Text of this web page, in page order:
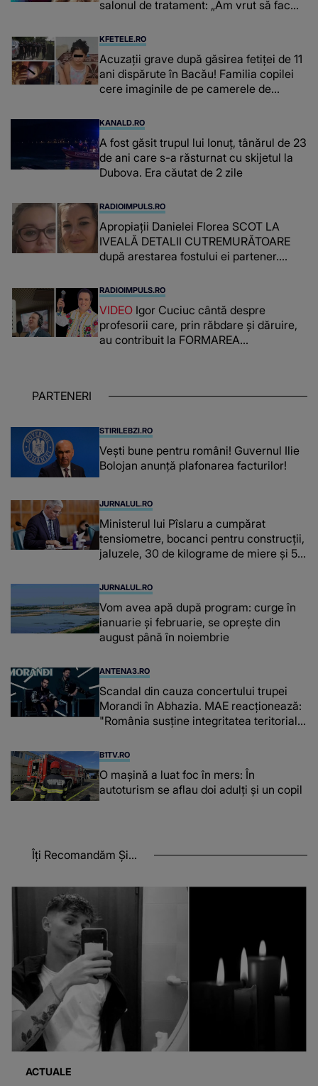
salonul de tratament: „Am vrut să fac
înțepe sânul”
KFETELE.RO
Acuzații grave după găsirea fetiței de 11
ani dispărute în Bacău! Familia copilei
cere imaginile de pe camerele de
mea...”
KANALD.RO
A fost găsit trupul lui Ionuț, tânărul de 23
de ani care s-a răsturnat cu skijetul la
Dubova. Era căutat de 2 zile
RADIOIMPULS.RO
Apropiații Danielei Florea SCOT LA
IVEALĂ DETALII CUTREMURĂTOARE
după arestarea fostului ei partener.
românca ucisă în Italia și ascunsă în
lada unui pat: " Îmi pare rău că nu am
reușit să fac mai mult pentru ea și..."
RADIOIMPULS.RO
VIDEO Igor Cuciuc cântă despre
profesorii care, prin răbdare și dăruire,
au contribuit la FORMAREA
chiar și după trecerea anilor: "De
PARTENERI
STIRILEBZI.RO
Vești bune pentru români! Guvernul Ilie
Bolojan anunță plafonarea facturilor!
JURNALUL.RO
Ministerul lui Pîslaru a cumpărat
tensiometre, bocanci pentru construcții,
jaluzele, 30 de kilograme de miere și 50
JURNALUL.RO
Vom avea apă după program: curge în
ianuarie și februarie, se oprește din
august până în noiembrie
ANTENA3.RO
Scandal din cauza concertului trupei
Morandi în Abhazia. MAE reacționează:
"România susține integritatea teritorială
B1TV.RO
O maşină a luat foc în mers: În
autoturism se aflau doi adulți și un copil
Îți Recomandăm Și...
ACTUALE